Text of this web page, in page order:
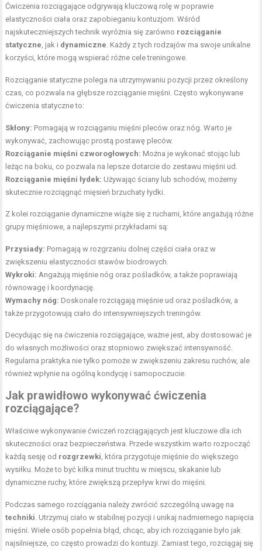
Ćwiczenia rozciągające odgrywają kluczową rolę w poprawie
elastyczności ciała oraz zapobieganiu kontuzjom. Wśród
najskuteczniejszych technik wyróżnia się zarówno rozciąganie
statyczne, jak i dynamiczne. Każdy z tych rodzajów ma swoje unikalne
korzyści, które mogą wspierać różne cele treningowe.
Rozciąganie statyczne polega na utrzymywaniu pozycji przez określony
czas, co pozwala na głębsze rozciąganie mięśni. Często wykonywane
ćwiczenia statyczne to:
Skłony: Pomagają w rozciąganiu mięśni pleców oraz nóg. Warto je
wykonywać, zachowując prostą postawę pleców.
Rozciąganie mięśni czworogłowych: Można je wykonać stojąc lub
leżąc na boku, co pozwala na lepsze dotarcie do zestawu mięśni ud.
Rozciąganie mięśni łydek: Używając ściany lub schodów, możemy
skutecznie rozciągnąć mięsień brzuchaty łydki.
Z kolei rozciąganie dynamiczne wiąże się z ruchami, które angażują różne
grupy mięśniowe, a najlepszymi przykładami są:
Przysiady: Pomagają w rozgrzaniu dolnej części ciała oraz w
zwiększeniu elastyczności stawów biodrowych.
Wykroki: Angażują mięśnie nóg oraz pośladków, a także poprawiają
równowagę i koordynację.
Wymachy nóg: Doskonale rozciągają mięśnie ud oraz pośladków, a
także przygotowują ciało do intensywniejszych treningów.
Decydując się na ćwiczenia rozciągające, ważne jest, aby dostosować je
do własnych możliwości oraz stopniowo zwiększać intensywność.
Regularna praktyka nie tylko pomoże w zwiększeniu zakresu ruchów, ale
również wpłynie na ogólną kondycję i samopoczucie.
Jak prawidłowo wykonywać ćwiczenia
rozciągające?
Właściwe wykonywanie ćwiczeń rozciągających jest kluczowe dla ich
skuteczności oraz bezpieczeństwa. Przede wszystkim warto rozpocząć
każdą sesję od rozgrzewki, która przygotuje mięśnie do większego
wysiłku. Może to być kilka minut truchtu w miejscu, skakanie lub
dynamiczne ruchy, które zwiększą przepływ krwi do mięśni.
Podczas samego rozciągania należy zwrócić szczególną uwagę na
techniki. Utrzymuj ciało w stabilnej pozycji i unikaj nadmiernego napięcia
mięśni. Wiele osób popełnia błąd, chcąc, aby ich rozciąganie było jak
najsilniejsze, co często prowadzi do kontuzji. Zamiast tego, rozciągaj się